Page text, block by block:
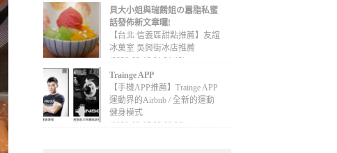
貝大小姐與瑞餚姐の囂脂私蜜
話發佈新文章囉!
【台北 信義區甜點推薦】友誼
冰菓室 吳興街冰店推薦
(2020-09-13 01:31:12)
Trainge APP
【手機APP推薦】Trainge APP
運動界的Airbnb / 全新的運動
健身模式
(2020-09-05 22:08:36)